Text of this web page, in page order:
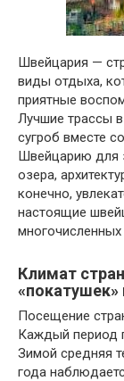
Швейцария —
виды отдыха,
приятные
Лучшие трассы
сугроб вместе
Швейцарию для
озера,
конечно,
настоящие
Климат
«покатушек»
Посещение
Каждый период
Зимой средняя
года